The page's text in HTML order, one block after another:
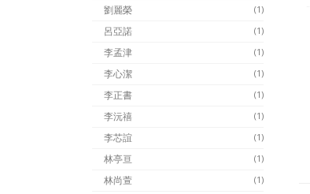
(1)
劉麗榮
(1)
呂亞諾
(1)
李孟津
(1)
李心潔
(1)
李正書
(1)
李沅禧
(1)
李芯誼
(1)
林亭亘
(1)
林尚萱